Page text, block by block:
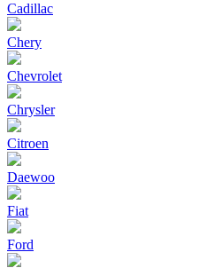
Cadillac
Chery
Chevrolet
Chrysler
Citroen
Daewoo
Fiat
Ford